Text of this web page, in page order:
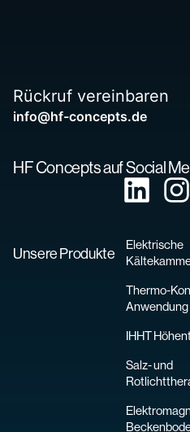
Rückruf vereinbaren
info@hf-concepts.de
HF Concepts auf Social
Unsere Produkte
Elektrische
Thermo-
Anwendung
IHHT
Salz- und